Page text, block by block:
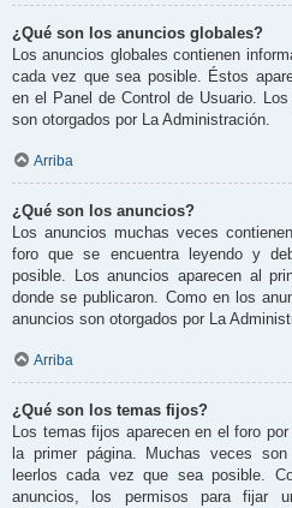
¿Qué son los anuncios globales?
Los anuncios globales contienen
cada vez que sea posible. Éstos
en el Panel de Control de Usuario.
son otorgados por La Administración.
Arriba
¿Qué son los anuncios?
Los anuncios muchas veces
foro que se encuentra leyendo y
posible. Los anuncios aparecen al
donde se publicaron. Como en los
anuncios son otorgados por La
Arriba
¿Qué son los temas fijos?
Los temas fijos aparecen en el foro
la primer página. Muchas veces
leerlos cada vez que sea posible.
anuncios, los permisos para fijar